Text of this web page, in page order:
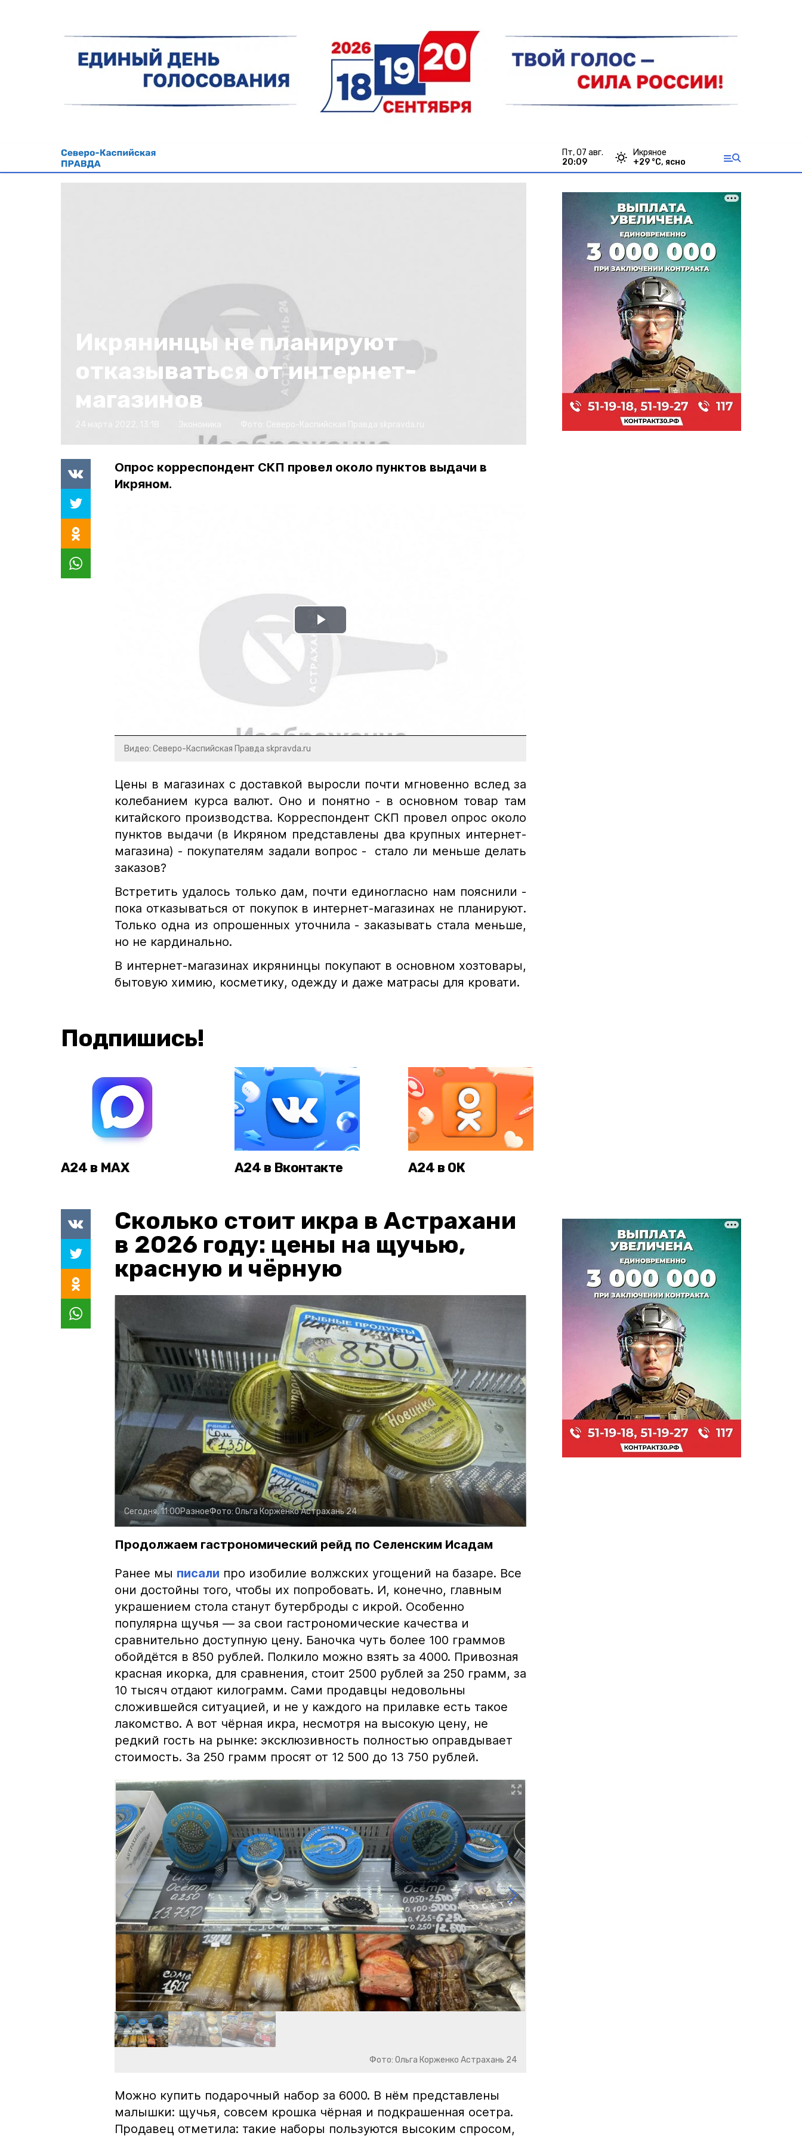
пт, 07 авг.
20:09
Икряное
+29 °С, ясно
Икрянинцы не планируют
отказываться от интернет-
магазинов
Опрос корреспондент СКП провел около пунктов выдачи в
Икряном.
Play
Видео: Северо-Каспийская Правда skpravda.ru
Цены в магазинах с доставкой выросли почти мгновенно вслед за
колебанием курса валют. Оно и понятно - в основном товар там
китайского производства. Корреспондент СКП провел опрос около
пунктов выдачи (в Икряном представлены два крупных интернет-
магазина) - покупателям задали вопрос - стало ли меньше делать
заказов?
Встретить удалось только дам, почти единогласно нам пояснили -
пока отказываться от покупок в интернет-магазинах не планируют.
Только одна из опрошенных уточнила - заказывать стала меньше,
но не кардинально.
В интернет-магазинах икрянинцы покупают в основном хозтовары,
бытовую химию, косметику, одежду и даже матрасы для кровати.
Подпишись!
А24 в MAX А24 в Вконтакте А24 в ОК
Сколько стоит икра в Астрахани
в 2026 году: цены на щучью,
красную и чёрную
Сегодня, 11:00РазноеФото: Ольга КорженкоАстрахань 24
Продолжаем гастрономический рейд по Селенским Исадам
Ранее мы писали про изобилие волжских угощений на базаре. Все
они достойны того, чтобы их попробовать. И, конечно, главным
украшением стола станут бутерброды с икрой. Особенно
популярна щучья — за свои гастрономические качества и
сравнительно доступную цену. Баночка чуть более 100 граммов
обойдётся в 850 рублей. Полкило можно взять за 4000. Привозная
красная икорка, для сравнения, стоит 2500 рублей за 250 грамм, за
10 тысяч отдают килограмм. Сами продавцы недовольны
сложившейся ситуацией, и не у каждого на прилавке есть такое
лакомство. А вот чёрная икра, несмотря на высокую цену, не
редкий гость на рынке: эксклюзивность полностью оправдывает
стоимость. За 250 грамм просят от 12 500 до 13 750 рублей.
Фото: Ольга Корженко Астрахань 24
Можно купить подарочный набор за 6000. В нём представлены
малышки: щучья, совсем крошка чёрная и подкрашенная осетра.
Продавец отметила: такие наборы пользуются высоким спросом,